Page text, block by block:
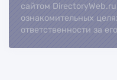
сайтом
ознакомительных
ответственности за